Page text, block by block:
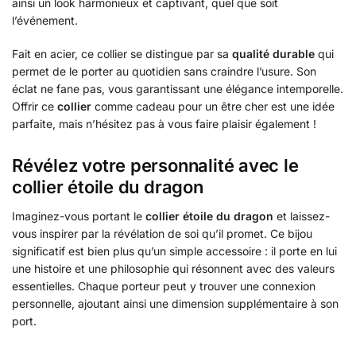
ainsi un look harmonieux et captivant, quel que soit
l’événement.
Fait en acier, ce collier se distingue par sa qualité durable qui
permet de le porter au quotidien sans craindre l’usure. Son
éclat ne fane pas, vous garantissant une élégance intemporelle.
Offrir ce collier comme cadeau pour un être cher est une idée
parfaite, mais n’hésitez pas à vous faire plaisir également !
Révélez votre personnalité avec le
collier étoile du dragon
Imaginez-vous portant le collier étoile du dragon et laissez-
vous inspirer par la révélation de soi qu’il promet. Ce bijou
significatif est bien plus qu’un simple accessoire : il porte en lui
une histoire et une philosophie qui résonnent avec des valeurs
essentielles. Chaque porteur peut y trouver une connexion
personnelle, ajoutant ainsi une dimension supplémentaire à son
port.